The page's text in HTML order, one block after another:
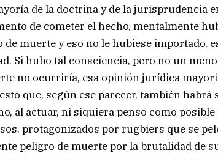
de la doctrina y de la jurisprudencia
de cometer el hecho, mentalmente
muerte y eso no le hubiese importado,
Si hubo tal consciencia, pero no un
no ocurriría, esa opinión jurídica
que, según ese parecer, también
al actuar, ni siquiera pensó como
protagonizados por rugbiers que se
peligro de muerte por la brutalidad de